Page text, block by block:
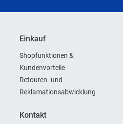
Einkauf
Shopfunktionen &
Kundenvorteile
Retouren- und
Reklamationsabwicklung
Kontakt